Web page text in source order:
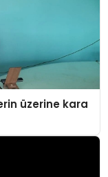
üzerine kara